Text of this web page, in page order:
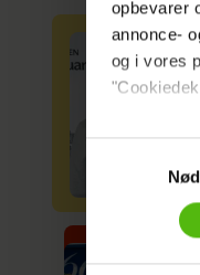
opbevarer
annonce-
og i vores
Dine valg
Vi ønsker
Vi